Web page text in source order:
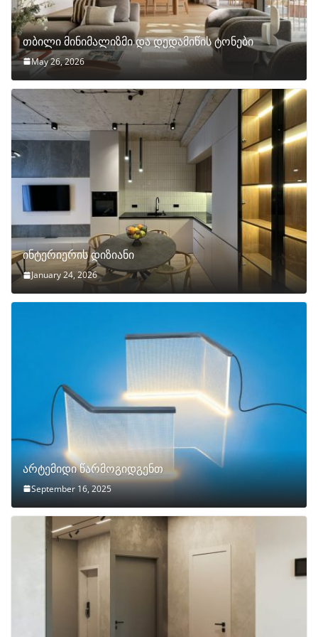
თბილი მინიმალიზმი და დედამიწის ტონები
May 26, 2026
ინტერიერის დიზიანი
January 24, 2026
არტემიდი წარმოგიდგენთ
September 16, 2025